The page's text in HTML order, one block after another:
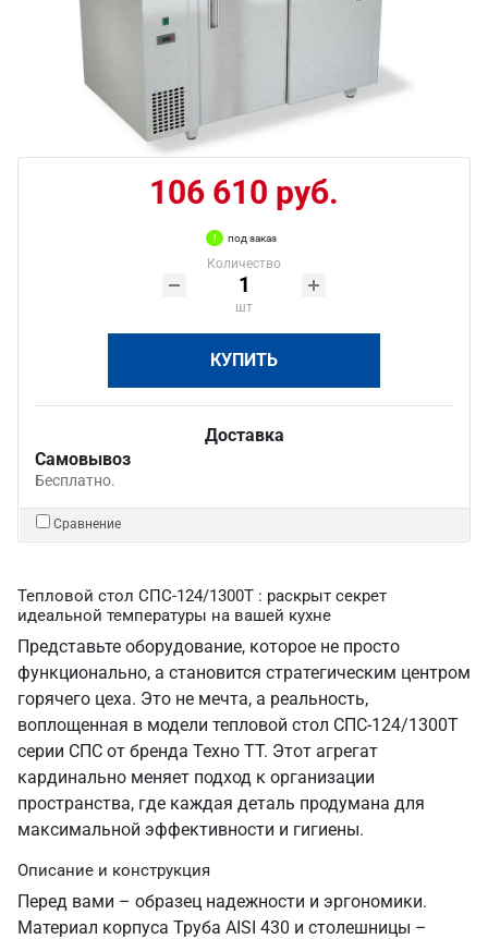
106 610 руб.
под заказ
Количество
шт
КУПИТЬ
Доставка
Самовывоз
Бесплатно.
Сравнение
Тепловой стол СПС-124/1300Т : раскрыт секрет
идеальной температуры на вашей кухне
Представьте оборудование, которое не просто
функционально, а становится стратегическим центром
горячего цеха. Это не мечта, а реальность,
воплощенная в модели тепловой стол СПС-124/1300Т
серии СПС от бренда Техно ТТ. Этот агрегат
кардинально меняет подход к организации
пространства, где каждая деталь продумана для
максимальной эффективности и гигиены.
Описание и конструкция
Перед вами – образец надежности и эргономики.
Материал корпуса Труба AISI 430 и столешницы –